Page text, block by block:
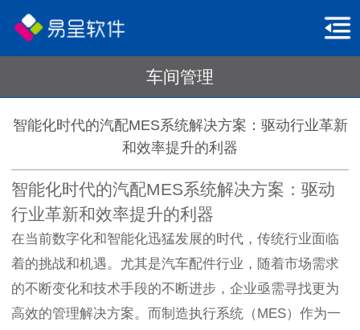
车间管理
智能化时代的汽配MES系统解决方案：驱动行业革新
和效率提升的利器
智能化时代的汽配MES系统解决方案：驱动
行业革新和效率提升的利器
在当前数字化和智能化迅猛发展的时代，传统行业面临
着的挑战和机遇。尤其是汽车配件行业，随着市场需求
的不断变化和技术手段的不断进步，企业亟需寻找更为
高效的管理解决方案。而制造执行系统（MES）作为一